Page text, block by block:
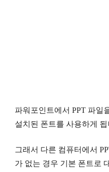
파워포인트에서 PPT 파일
설치된 폰트를 사용하게 됩
그래서 다른 컴퓨터에서
가 없는 경우 기본 폰트로